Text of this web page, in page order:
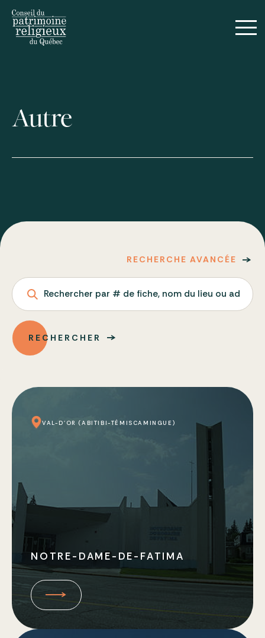
Autre
RECHERCHE AVANCÉE
Rechercher par # de fiche, nom du lieu ou adresse
RECHERCHER
VAL-D'OR (ABITIBI-TÉMISCAMINGUE)
NOTRE-DAME-DE-FATIMA